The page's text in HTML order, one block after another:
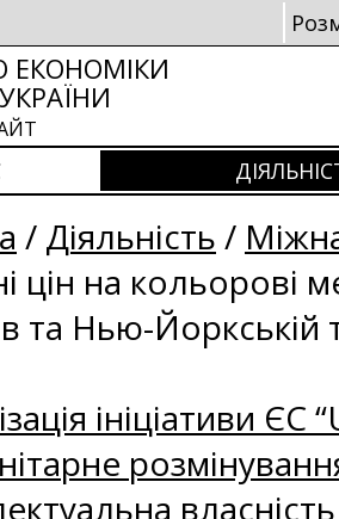
ЕКОНОМІКИ
/ Діяльність /
цін на кольорові
та Нью-Йоркській
ініціативи ЄС
власність